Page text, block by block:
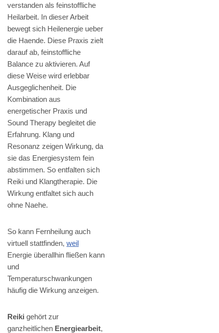
verstanden als feinstoffliche
Heilarbeit. In dieser Arbeit
bewegt sich Heilenergie ueber
die Haende. Diese Praxis zielt
darauf ab, feinstoffliche
Balance zu aktivieren. Auf
diese Weise wird erlebbar
Ausgeglichenheit. Die
Kombination aus
energetischer Praxis und
Sound Therapy begleitet die
Erfahrung. Klang und
Resonanz zeigen Wirkung, da
sie das Energiesystem fein
abstimmen. So entfalten sich
Reiki und Klangtherapie. Die
Wirkung entfaltet sich auch
ohne Naehe.
So kann Fernheilung auch
virtuell stattfinden, weil
Energie überallhin fließen kann
und
Temperaturschwankungen
häufig die Wirkung anzeigen.
Reiki gehört zur
ganzheitlichen Energiearbeit,